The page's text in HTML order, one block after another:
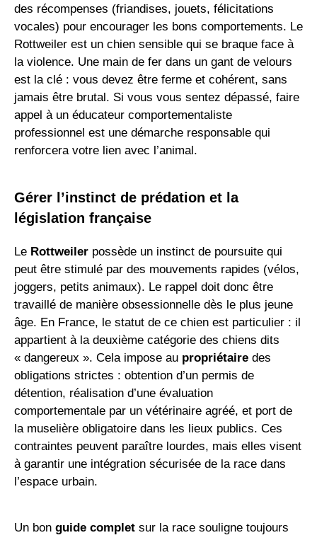
des récompenses (friandises, jouets, félicitations
vocales) pour encourager les bons comportements. Le
Rottweiler est un chien sensible qui se braque face à
la violence. Une main de fer dans un gant de velours
est la clé : vous devez être ferme et cohérent, sans
jamais être brutal. Si vous vous sentez dépassé, faire
appel à un éducateur comportementaliste
professionnel est une démarche responsable qui
renforcera votre lien avec l’animal.
Gérer l’instinct de prédation et la
législation française
Le Rottweiler possède un instinct de poursuite qui
peut être stimulé par des mouvements rapides (vélos,
joggers, petits animaux). Le rappel doit donc être
travaillé de manière obsessionnelle dès le plus jeune
âge. En France, le statut de ce chien est particulier : il
appartient à la deuxième catégorie des chiens dits
« dangereux ». Cela impose au propriétaire des
obligations strictes : obtention d’un permis de
détention, réalisation d’une évaluation
comportementale par un vétérinaire agréé, et port de
la muselière obligatoire dans les lieux publics. Ces
contraintes peuvent paraître lourdes, mais elles visent
à garantir une intégration sécurisée de la race dans
l’espace urbain.
Un bon guide complet sur la race souligne toujours